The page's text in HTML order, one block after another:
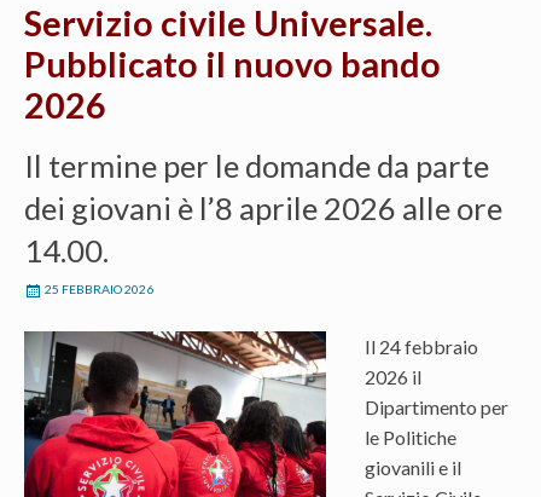
Servizio civile Universale.
Pubblicato il nuovo bando
2026
Il termine per le domande da parte
dei giovani è l’8 aprile 2026 alle ore
14.00.
25 FEBBRAIO 2026
Il 24 febbraio
2026 il
Dipartimento per
le Politiche
giovanili e il